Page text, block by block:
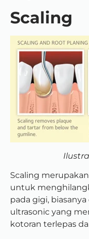
Scaling
Scaling
untuk
pada gigi,
ultrasonic yang
kotoran terlepas